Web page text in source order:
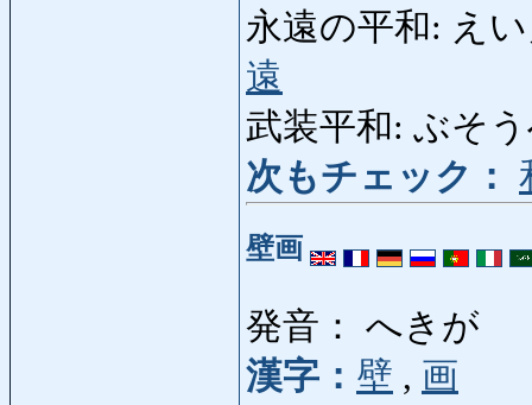
永遠の平和: え
遠
武装平和: ぶそ
次もチェック：
壁画
発音： へきが
漢字： 壁 , 画